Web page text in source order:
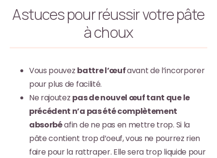
Astuces pour réussir votre pâte
à choux
Vous pouvez battre l’œufavant de l’incorporer
pour plus de facilité.
Ne rajoutez pas de nouvel œuf tant que le
précédent n’a pas été complètement
absorbéafin de ne pas en mettre trop. Si la
pâte contient trop d’oeuf, vous ne pourrez rien
faire pour la rattraper. Elle sera trop liquide pour